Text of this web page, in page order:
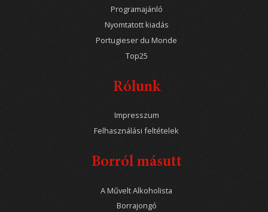
Programajánló
Nyomtatott kiadás
Portugieser du Monde
Top25
Rólunk
Impresszum
Felhasználási feltételek
Borról másutt
A Művelt Alkoholista
Borrajongó